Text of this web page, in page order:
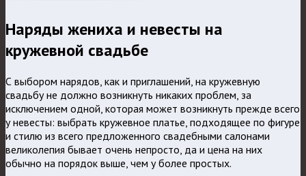
Наряды жениха и невесты на
кружевной свадьбе
С выбором нарядов, как и приглашений, на кружевную
свадьбу не должно возникнуть никаких проблем, за
исключением одной, которая может возникнуть прежде всего
у невесты: выбрать кружевное платье, подходящее по фигуре
и стилю из всего предложенного свадебными салонами
великолепия бывает очень непросто, да и цена на них
обычно на порядок выше, чем у более простых.